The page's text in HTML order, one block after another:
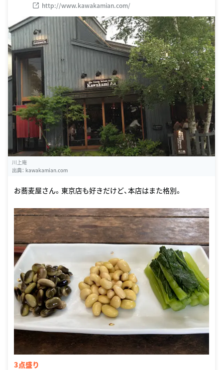
http://www.kawakamian.com/
川上庵
出典： kawakamian.com
お蕎麦屋さん。東京店も好きだけど、本店はまた格別。
3点盛り